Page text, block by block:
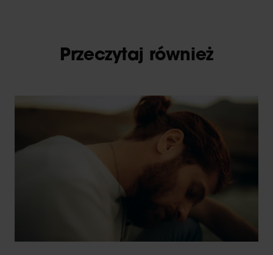
Przeczytaj również